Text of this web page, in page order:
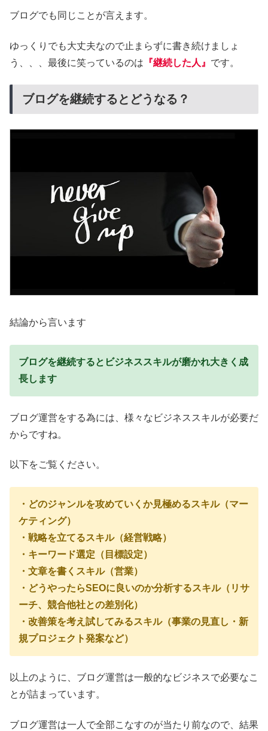
ブログでも同じことが言えます。
ゆっくりでも大丈夫なので止まらずに書き続けましょ
う
最後に笑っているのは 『継続した人』 です。
ブログを継続するとどうなる？
結論から言います
ブログを継続するとビジネススキルが磨かれ大きく成
長します
ブログ運営をする為には、様々なビジネススキルが必要だ
からですね。
以下をご覧ください。
・どのジャンルを攻めていくか見極めるスキル（マー
ケティング）
・戦略を立てるスキル（経営戦略）
・キーワード選定（目標設定）
・文章を書くスキル（営業）
・どうやったらSEOに良いのか分析するスキル（リサ
ーチ、競合他社との差別化）
・改善策を考え試してみるスキル（事業の見直し・新
規プロジェクト発案など）
以上のように、ブログ運営は一般的なビジネスで必要なこ
とが詰まっています。
ブログ運営は一人で全部こなすのが当たり前なので、 結果